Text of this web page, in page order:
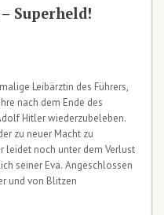
Superheld!
Leibärztin des Führers,
nach dem Ende des
Hitler wiederzubeleben.
zu neuer Macht zu
leidet noch unter dem Verlust
seiner Eva. Angeschlossen
und von Blitzen